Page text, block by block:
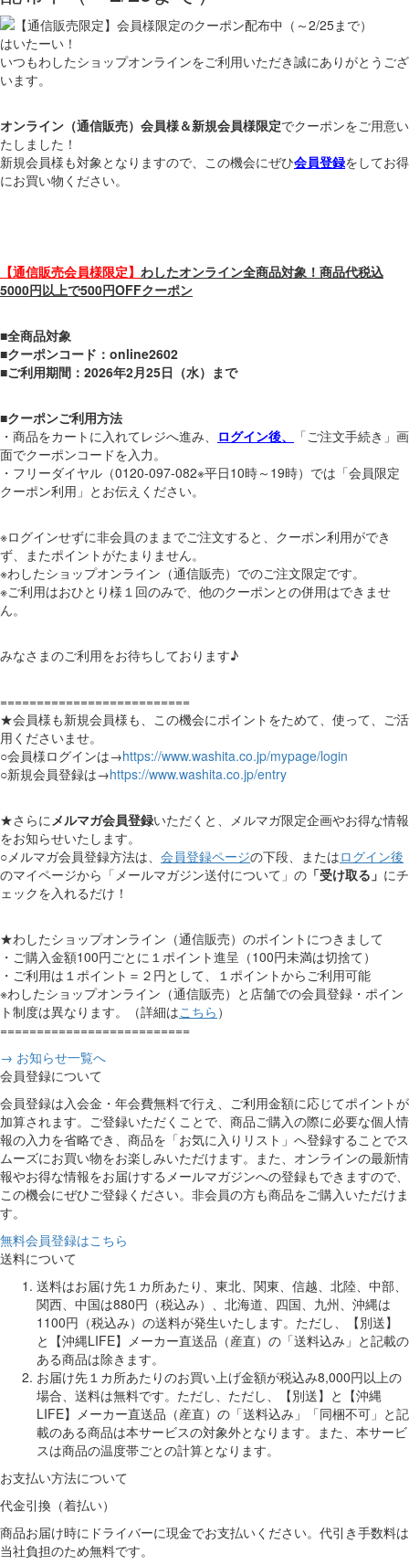
はいたーい！
いつもわしたショップオンラインをご利用いただき誠にありがとうござ
います。
オンライン（通信販売）会員様＆新規会員様限定でクーポンをご用意い
たしました！
新規会員様も対象となりますので、この機会にぜひ会員登録をしてお得
にお買い物ください。
【通信販売会員様限定】 わしたオンライン全商品対象！商品代税込
5000円以上で500円OFFクーポン
■全商品対象
■クーポンコード：online2602
■ご利用期間：2026年2月25日（水）まで
■クーポンご利用方法
・商品をカートに入れてレジへ進み、 ログイン後、
「ご注文手続き」画
面でクーポンコードを入力。
・フリーダイヤル（0120-097-082※平日10時～19時）では「会員限定
クーポン利用」とお伝えください。
※ログインせずに非会員のままでご注文すると、クーポン利用ができ
ず、またポイントがたまりません。
※わしたショップオンライン（通信販売）でのご注文限定です。
※ご利用はおひとり様１回のみで、他のクーポンとの併用はできませ
ん。
みなさまのご利用をお待ちしております♪
==========================
★会員様も新規会員様も、この機会にポイントをためて、使って、ご活
用くださいませ。
○会員様ログインは→https://www.washita.co.jp/mypage/login
○新規会員登録は→https://www.washita.co.jp/entry
★さらに メルマガ会員登録いただくと、メルマガ限定企画やお得な情報
をお知らせいたします。
○メルマガ会員登録方法は、 会員登録ページの下段、またはログイン後
のマイページから「メールマガジン送付について」の 「受け取る」 にチ
ェックを入れるだけ！
★わしたショップオンライン（通信販売）のポイントにつきまして
・ご購入金額100円ごとに１ポイント進呈（100円未満は切捨て）
・ご利用は１ポイント＝２円として、１ポイントからご利用可能
※わしたショップオンライン（通信販売）と店舗での会員登録・ポイン
ト制度は異なります。（詳細はこちら ）
==========================
→ お知らせ一覧へ
会員登録について
会員登録は入会金・年会費無料で行え、ご利用金額に応じてポイントが
加算されます。ご登録いただくことで、商品ご購入の際に必要な個人情
報の入力を省略でき、商品を「お気に入りリスト」へ登録することでス
ムーズにお買い物をお楽しみいただけます。また、オンラインの最新情
報やお得な情報をお届けするメールマガジンへの登録もできますので、
この機会にぜひご登録ください。非会員の方も商品をご購入いただけま
す。
無料会員登録はこちら
送料について
送料はお届け先１カ所あたり、東北、関東、信越、北陸、中部、
関西、中国は880円（税込み）、北海道、四国、九州、沖縄は
1100円（税込み）の送料が発生いたします。ただし、【別送】
と【沖縄LIFE】メーカー直送品（産直）の「送料込み」と記載の
ある商品は除きます。
お届け先１カ所あたりのお買い上げ金額が税込み8,000円以上の
場合、送料は無料です。ただし、ただし、【別送】と【沖縄
LIFE】メーカー直送品（産直）の「送料込み」「同梱不可」と記
載のある商品は本サービスの対象外となります。また、本サービ
スは商品の温度帯ごとの計算となります。
お支払い方法について
代金引換（着払い）
商品お届け時にドライバーに現金でお支払いください。代引き手数料は
当社負担のため無料です。